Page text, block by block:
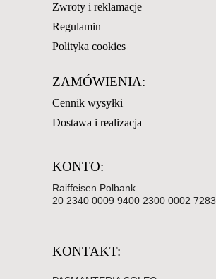
Zwroty i reklamacje
Regulamin
Polityka cookies
ZAMÓWIENIA:
Cennik wysyłki
Dostawa i realizacja
KONTO:
Raiffeisen Polbank
20 2340 0009 9400 2300 0002 7283
KONTAKT: